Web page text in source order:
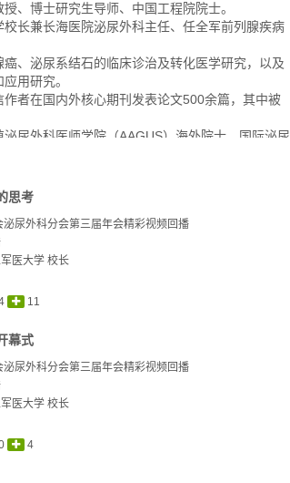
、博士研究生导师、中国工程院院士。
长兼长海医院泌尿外科主任、任全军前列腺疾病
、泌尿系结石的临床诊治及转化医学研究，以及
用研究。
者在国内外核心期刊发表论文500余篇，其中被
尿外科医师学院（AAGUS）海外院士、国际泌尿
员、上海市医学会副会长、上海市医师协会泌尿
医学会泌尿外科专科委员会前任主任委员、上海
海市医师协会第一届理事会常务理事等职务。
基金会医学与科学技术进步奖”、“全国科普工作先
作先进工作者”、“第十一届上海市十大科技精
跨世纪优秀学科带头人”、“上海市卫生局先进工作
、“军队杰出专业技术人才奖”、总后“科技银星”、上
灾重大典型”等荣誉称号，荣立军队个人二等功2
基础研究发展计划（973计划）、国家杰出青年基
际合作项目、国家科技部重大新药创新专项、军队
家、军队及省部级基金21项，以第一完成人获国家
中华医学科技奖三等奖各1项，上海市科技进步奖一
思考
泌尿外科分会第三届年会精彩视频回播
医大学 校长
11
幕式
泌尿外科分会第三届年会精彩视频回播
医大学 校长
4